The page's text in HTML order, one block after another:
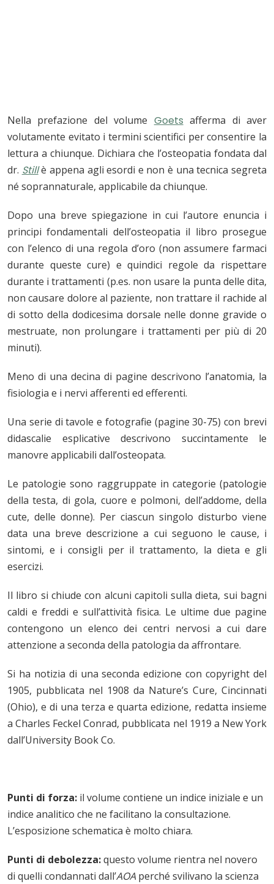
Nella prefazione del volume Goets afferma di aver
volutamente evitato i termini scientifici per consentire la
lettura a chiunque. Dichiara che l’osteopatia fondata dal
dr. Stillè appena agli esordi e non è una tecnica segreta
né soprannaturale, applicabile da chiunque.
Dopo una breve spiegazione in cui l’autore enuncia i
principi fondamentali dell’osteopatia il libro prosegue
con l’elenco di una regola d’oro (non assumere farmaci
durante queste cure) e quindici regole da rispettare
durante i trattamenti (p.es. non usare la punta delle dita,
non causare dolore al paziente, non trattare il rachide al
di sotto della dodicesima dorsale nelle donne gravide o
mestruate, non prolungare i trattamenti per più di 20
minuti).
Meno di una decina di pagine descrivono l’anatomia, la
fisiologia e i nervi afferenti ed efferenti.
Una serie di tavole e fotografie (pagine 30-75) con brevi
didascalie esplicative descrivono succintamente le
manovre applicabili dall’osteopata.
Le patologie sono raggruppate in categorie (patologie
della testa, di gola, cuore e polmoni, dell’addome, della
cute, delle donne). Per ciascun singolo disturbo viene
data una breve descrizione a cui seguono le cause, i
sintomi, e i consigli per il trattamento, la dieta e gli
esercizi.
Il libro si chiude con alcuni capitoli sulla dieta, sui bagni
caldi e freddi e sull’attività fisica. Le ultime due pagine
contengono un elenco dei centri nervosi a cui dare
attenzione a seconda della patologia da affrontare.
Si ha notizia di una seconda edizione con copyright del
1905, pubblicata nel 1908 da Nature’s Cure, Cincinnati
(Ohio), e di una terza e quarta edizione, redatta insieme
a Charles Feckel Conrad, pubblicata nel 1919 a New York
dall’University Book Co.
Punti di forza: il volume contiene un indice iniziale e un
indice analitico che ne facilitano la consultazione.
L’esposizione schematica è molto chiara.
Punti di debolezza:questo volume rientra nel novero
di quelli condannati dall’AOA perché svilivano la scienza